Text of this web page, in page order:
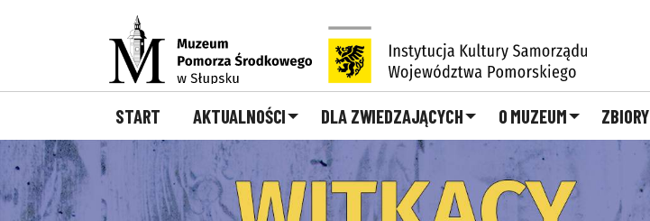
START AKTUALNOŚCI DLA ZWIEDZAJĄCYCH O MUZEUM ZBIORY